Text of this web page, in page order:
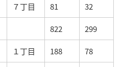
７丁目 81 32
822 299
１丁目 188 78